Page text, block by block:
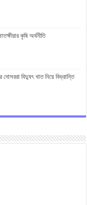
কৃষি অর্থনীতি
দোসররা বিদ্যুৎ খাত নিয়ে বিভ্রান্তি